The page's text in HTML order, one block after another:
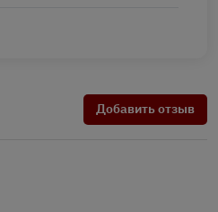
Добавить отзыв